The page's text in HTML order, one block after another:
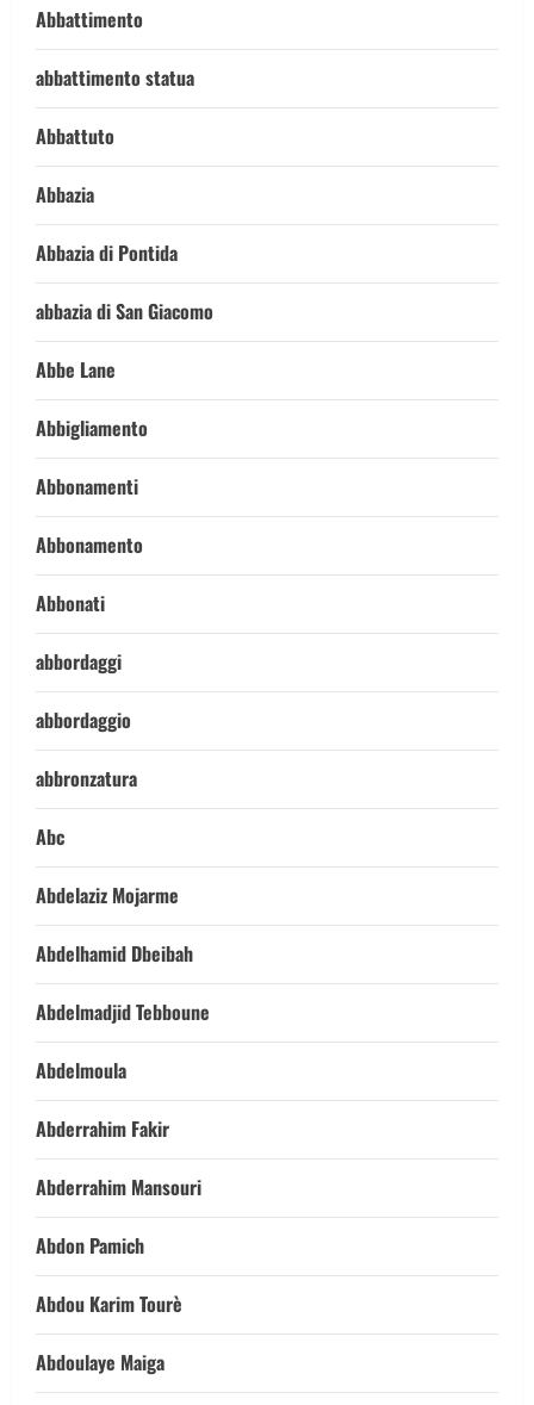
Abbattimento
abbattimento statua
Abbattuto
Abbazia
Abbazia di Pontida
abbazia di San Giacomo
Abbe Lane
Abbigliamento
Abbonamenti
Abbonamento
Abbonati
abbordaggi
abbordaggio
abbronzatura
Abc
Abdelaziz Mojarme
Abdelhamid Dbeibah
Abdelmadjid Tebboune
Abdelmoula
Abderrahim Fakir
Abderrahim Mansouri
Abdon Pamich
Abdou Karim Tourè
Abdoulaye Maiga